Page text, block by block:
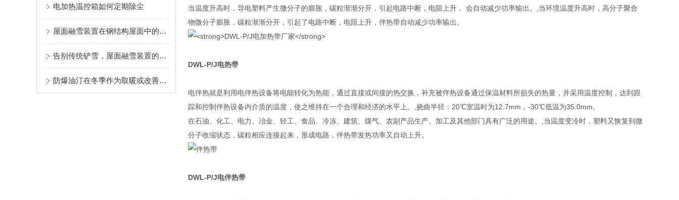
电加热温控箱如何定期除尘
屋面融雪装置在钢结构屋面中的应用与优势
告别传统铲雪，屋面融雪装置的技术革新与环境影响
防爆油汀在冬季作为取暖或改善低温工作环境之用
当温度升高时，导电塑料产生微分子的膨胀，碳粒渐渐分开，引起电路中断，电阻上升， 会自动减少功率输出。,当环境温度升高时，高分子聚合
物微分子膨胀，碳粒渐渐分开，引起了电路中断，电阻上升，伴热带自动减少功率输出。
DWL-P/J电热带
电伴热就是利用电伴热设备将电能转化为热能，通过直接或间接的热交换，补充被伴热设备通过保温材料所损失的热量，并采用温度控制，达到跟
踪和控制伴热设备内介质的温度，使之维持在一个合理和经济的水平上。,挠曲半径：20℃室温时为12.7mm，-30℃低温为35.0mm。
在石油、化工、电力、冶金、轻工、食品、冷冻、建筑、煤气、农副产品生产、加工及其他部门具有广泛的用途。,当温度变冷时，塑料又恢复到微
分子收缩状态，碳粒相应连接起来，形成电路，伴热带发热功率又自动上升。
DWL-P/J电伴热带